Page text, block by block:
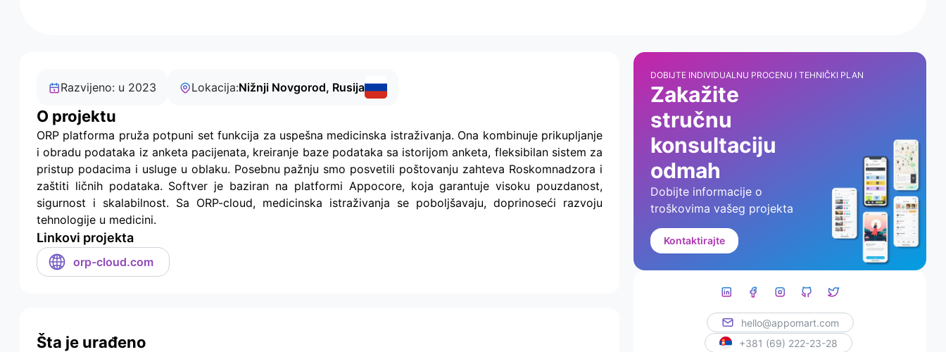
Razvijeno: u 2023 Lokacija:Nižnji Novgorod, Rusija
O projektu
ORP platforma pruža potpuni set funkcija za uspešna medicinska istraživanja. Ona kombinuje prikupljanje
i obradu podataka iz anketa pacijenata, kreiranje baze podataka sa istorijom anketa, fleksibilan sistem za
pristup podacima i usluge u oblaku. Posebnu pažnju smo posvetili poštovanju zahteva Roskomnadzora i
zaštiti ličnih podataka. Softver je baziran na platformi Appocore, koja garantuje visoku pouzdanost,
sigurnost i skalabilnost. Sa ORP-cloud, medicinska istraživanja se poboljšavaju, doprinoseći razvoju
tehnologije u medicini.
Linkovi projekta
orp-cloud.com
Šta je urađeno
DOBIJTE INDIVIDUALNU PROCENU I TEHNIČKI PLAN
Zakažite
stručnu
konsultaciju
odmah
Dobijte informacije o
troškovima vašeg projekta
Kontaktirajte
hello@appomart.com
+381 (69) 222-23-28